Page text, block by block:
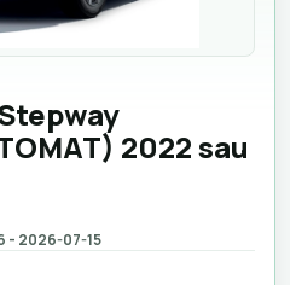
2022 sau
- 2026-07-15